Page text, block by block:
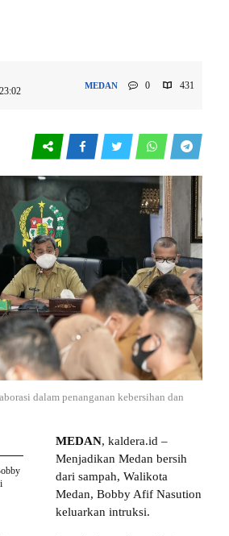
MEDAN 0 431
dalam penanganan kebersihan dan
MEDAN, kaldera.id –
Menjadikan Medan bersih
dari sampah, Walikota
Medan, Bobby Afif Nasution
keluarkan intruksi.